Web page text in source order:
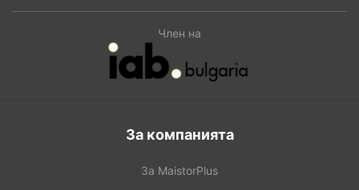
Член на
За компанията
За MaistorPlus